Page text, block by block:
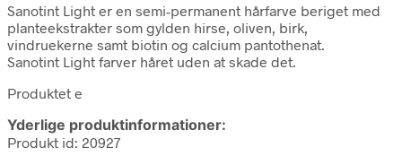
Sanotint Light er en semi-permanent hårfarve beriget med
planteekstrakter som gylden hirse, oliven, birk,
vindruekerne samt biotin og calcium pantothenat.
Sanotint Light farver håret uden at skade det.
Produktet e
Yderlige produktinformationer:
Produkt id: 20927